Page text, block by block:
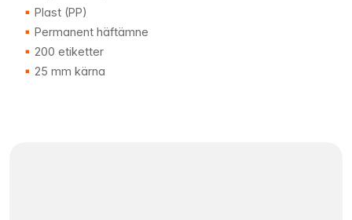
Plast (PP)
Permanent häftämne
200 etiketter
25 mm kärna